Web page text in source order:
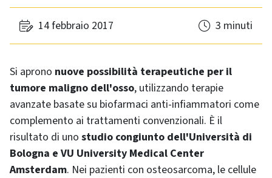
14 febbraio 2017 3 minuti
Si aprono nuove possibilità terapeutiche per il
tumore maligno dell'osso, utilizzando terapie
avanzate basate su biofarmaci anti-infiammatori come
complemento ai trattamenti convenzionali. È il
risultato di uno studio congiunto dell'Università di
Bologna e VU University Medical Center
Amsterdam. Nei pazienti con osteosarcoma, le cellule